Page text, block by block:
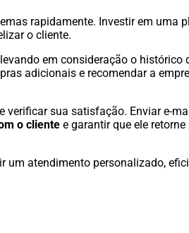
rapidamente. Investir em uma
o cliente.
em consideração o histórico
adicionais e recomendar a
verificar sua satisfação. Enviar e-
o cliente e garantir que ele
atendimento personalizado,